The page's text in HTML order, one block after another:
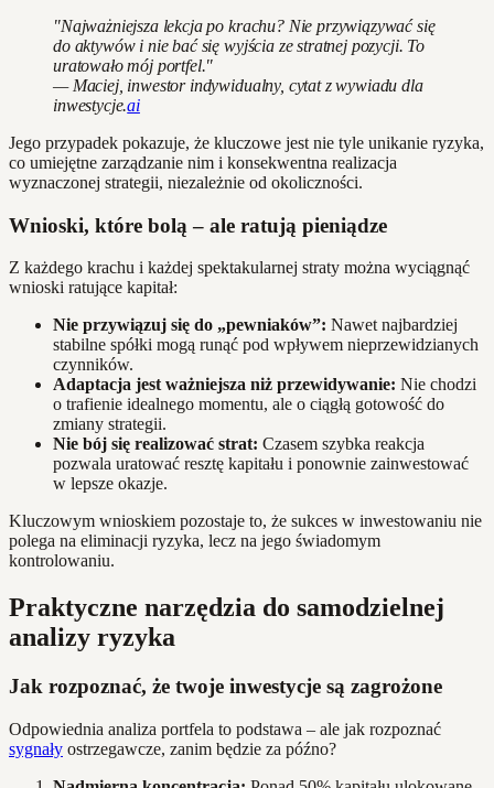
"Najważniejsza lekcja po krachu? Nie przywiązywać się
do aktywów i nie bać się wyjścia ze stratnej pozycji. To
uratowało mój portfel."
— Maciej, inwestor indywidualny, cytat z wywiadu dla
inwestycje.ai
Jego przypadek pokazuje, że kluczowe jest nie tyle unikanie ryzyka,
co umiejętne zarządzanie nim i konsekwentna realizacja
wyznaczonej strategii, niezależnie od okoliczności.
Wnioski, które bolą – ale ratują pieniądze
Z każdego krachu i każdej spektakularnej straty można wyciągnąć
wnioski ratujące kapitał:
Nie przywiązuj się do „pewniaków”: Nawet najbardziej
stabilne spółki mogą runąć pod wpływem nieprzewidzianych
czynników.
Adaptacja jest ważniejsza niż przewidywanie: Nie chodzi
o trafienie idealnego momentu, ale o ciągłą gotowość do
zmiany strategii.
Nie bój się realizować strat: Czasem szybka reakcja
pozwala uratować resztę kapitału i ponownie zainwestować
w lepsze okazje.
Kluczowym wnioskiem pozostaje to, że sukces w inwestowaniu nie
polega na eliminacji ryzyka, lecz na jego świadomym
kontrolowaniu.
Praktyczne narzędzia do samodzielnej
analizy ryzyka
Jak rozpoznać, że twoje inwestycje są zagrożone
Odpowiednia analiza portfela to podstawa – ale jak rozpoznać
sygnały ostrzegawcze, zanim będzie za późno?